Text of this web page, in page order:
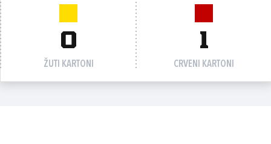
0
ŽUTI KARTONI
1
CRVENI KARTONI